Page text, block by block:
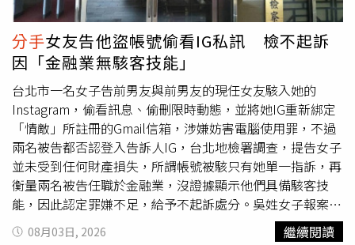
因家境貧困而無法被看見的天才兒童的故事，這段情節讓顏
振發相當感動，恰好與他本人的成長經歷不謀而合。顏師傅
國小時期便展露過人的繪畫天分，卻在初一那年因家中經濟
壓力被迫輟學，無緣繼續學畫之路，所以由他來畫《魯冰
花》看板非常有意義，因此病後體力雖未完全恢復，仍堅持
親自執筆，完成這幅飽含個人情感的作品。
分手女友告他盜帳號偷看IG私訊 檢不起訴
因「金融業無駭客技能」
台北市一名女子告前男友與前男友的現任女友駭入她的
Instagram，偷看訊息、偷刪限時動態，並將她IG重新綁定
「情敵」所註冊的Gmail信箱，涉嫌妨害電腦使用罪，不過
兩名被告都否認登入告訴人IG，台北地檢署調查，提告女子
並未受到任何財產損失，所謂帳號被駭只有她單一指訴，再
衡量兩名被告任職於金融業，沒證據顯示他們具備駭客技
能，因此認定罪嫌不足，給予不起訴處分。吳姓女子報案主
張，IG從去年11月起常發生她還沒看訊息卻顯示已讀的狀
08月03日, 2026 繼續閱讀